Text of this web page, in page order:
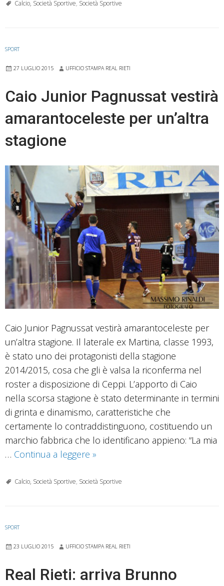
Calcio, Società Sportive, Società Sportive
SPORT
27 LUGLIO 2015 UFFICIO STAMPA REAL RIETI
Caio Junior Pagnussat vestirà
amarantoceleste per un’altra
stagione
Caio Junior Pagnussat vestirà amarantoceleste per
un’altra stagione. Il laterale ex Martina, classe 1993,
è stato uno dei protagonisti della stagione
2014/2015, cosa che gli è valsa la riconferma nel
roster a disposizione di Ceppi. L’apporto di Caio
nella scorsa stagione è stato determinante in termini
di grinta e dinamismo, caratteristiche che
certamente lo contraddistinguono, costituendo un
marchio fabbrica che lo identificano appieno: “La mia
… Continua a leggere Caio
Pagnussat
stagione
»
Calcio, Società Sportive, Società Sportive
SPORT
23 LUGLIO 2015 UFFICIO STAMPA REAL RIETI
Real Rieti: arriva Brunno